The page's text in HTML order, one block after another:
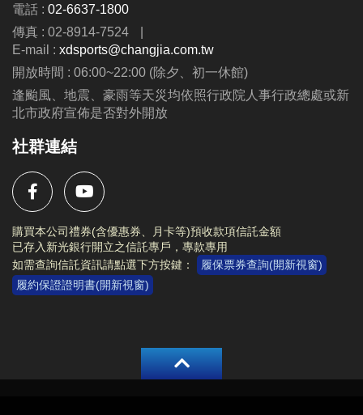
►本中心保有最終修改、活動解釋及取消本活動之權
利；參加者於參加活動同時，即同意接受並遵守此活
動辦法與注意事項等規範。
活動內容及注意事項等相關資訊，請詳閱活動海報 。
電話 : 02-6637-1800
傳真 : 02-8914-7524
|
E-mail : xdsports@changjia.com.tw
開放時間 : 06:00~22:00 (除夕、初一休館)
逢颱風、地震、豪雨等天災均依照行政院人事行政總處或新
北市政府宣佈是否對外開放
社群連結
購買本公司禮券(含優惠券、月卡等)預收款項信託金額
已存入新光銀行開立之信託專戶，專款專用
如需查詢信託資訊請點選下方按鍵：
履保票券查詢(開新視窗)
履約保證證明書(開新視窗)